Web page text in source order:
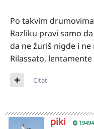
Po takvim
Razliku pravi samo
da ne žuriš nigde i
Rilassato, lentamente
Citat
piki 19494